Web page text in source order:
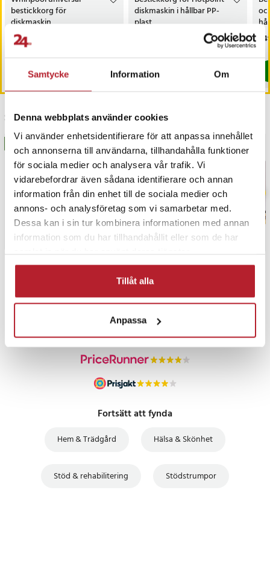
Samtycke Information Om
Denna webbplats använder cookies
Vi använder enhetsidentifierare för att anpassa innehållet
och annonserna till användarna, tillhandahålla funktioner
för sociala medier och analysera vår trafik. Vi
vidarebefordrar även sådana identifierare och annan
information från din enhet till de sociala medier och
annons- och analysföretag som vi samarbetar med.
Dessa kan i sin tur kombinera informationen med annan
information som du har tillhandahållit eller som de har
Tillåt alla
Anpassa
bestickkorg för
diskmaskin
Pris:299 kr
299 kr
Kommer i lager 2026-08-14
Köp
diskmaskin i hållbar PP-
plast
I lager, levereras inom 1-2 vardagar
Senast besökta
PRISGARANTI
Fortsätt att fynda
Hem & Trädgård Hälsa & Skönhet
Stöd & rehabilitering Stödstrumpor